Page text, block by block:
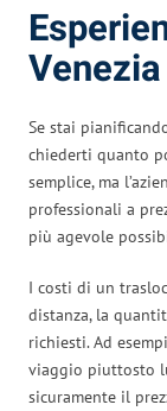
Se stai
chiederti quanto
semplice, ma
professionali a
più agevole
I costi di un
distanza, la
richiesti. Ad
viaggio piuttosto
sicuramente il